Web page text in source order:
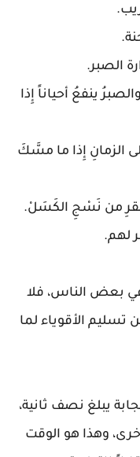
الصبر.
ينفعُ أحياناً إِذا
الزمانِ إِذا ما مسَّكَ
من نَسْجِ الكَسَلْ.
لهم.
في بعض الناس، فلا
تسليم الأقوياء لما
يبلغ نصف ثانية،
وهذا هو الوقت